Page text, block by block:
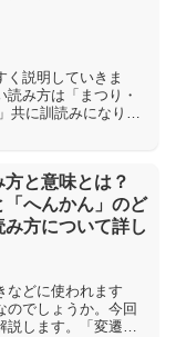
く説明していきま
み方は「まつり・
共に訓読みになりま
方と意味とは？
「へんかん」のど
方について詳し
などに使われます
のでしょうか。今回
説します。「変遷」